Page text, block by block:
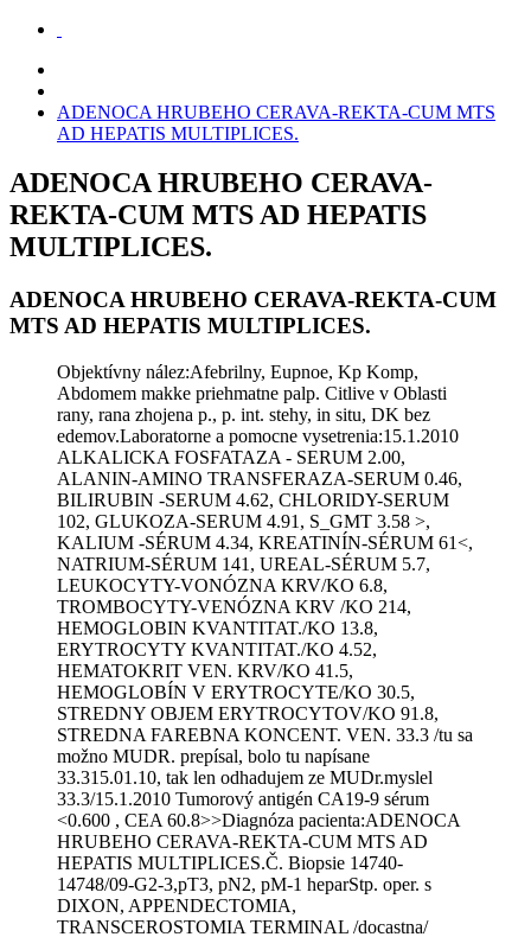
ADENOCA HRUBEHO CERAVA-REKTA-CUM MTS
AD HEPATIS MULTIPLICES.
ADENOCA HRUBEHO CERAVA-
REKTA-CUM MTS AD HEPATIS
MULTIPLICES.
ADENOCA HRUBEHO CERAVA-REKTA-CUM
MTS AD HEPATIS MULTIPLICES.
Objektívny nález:Afebrilny, Eupnoe, Kp Komp,
Abdomem makke priehmatne palp. Citlive v Oblasti
rany, rana zhojena p., p. int. stehy, in situ, DK bez
edemov.Laboratorne a pomocne vysetrenia:15.1.2010
ALKALICKA FOSFATAZA - SERUM 2.00,
ALANIN-AMINO TRANSFERAZA-SERUM 0.46,
BILIRUBIN -SERUM 4.62, CHLORIDY-SERUM
102, GLUKOZA-SERUM 4.91, S_GMT 3.58 >,
KALIUM -SÉRUM 4.34, KREATINÍN-SÉRUM 61<,
NATRIUM-SÉRUM 141, UREAL-SÉRUM 5.7,
LEUKOCYTY-VONÓZNA KRV/KO 6.8,
TROMBOCYTY-VENÓZNA KRV /KO 214,
HEMOGLOBIN KVANTITAT./KO 13.8,
ERYTROCYTY KVANTITAT./KO 4.52,
HEMATOKRIT VEN. KRV/KO 41.5,
HEMOGLOBÍN V ERYTROCYTE/KO 30.5,
STREDNY OBJEM ERYTROCYTOV/KO 91.8,
STREDNA FAREBNA KONCENT. VEN. 33.3 /tu sa
možno MUDR. prepísal, bolo tu napísane
33.315.01.10, tak len odhadujem ze MUDr.myslel
33.3/15.1.2010 Tumorový antigén CA19-9 sérum
<0.600 , CEA 60.8>>Diagnóza pacienta:ADENOCA
HRUBEHO CERAVA-REKTA-CUM MTS AD
HEPATIS MULTIPLICES.Č. Biopsie 14740-
14748/09-G2-3,pT3, pN2, pM-1 heparStp. oper. s
DIXON, APPENDECTOMIA,
TRANSCEROSTOMIA TERMINAL /docastna/